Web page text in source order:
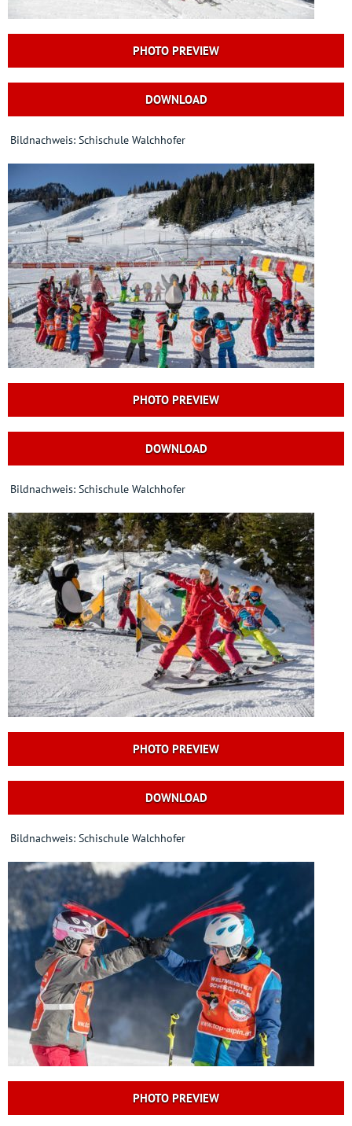
PHOTO PREVIEW
DOWNLOAD
Bildnachweis: Schischule Walchhofer
PHOTO PREVIEW
DOWNLOAD
Bildnachweis: Schischule Walchhofer
PHOTO PREVIEW
DOWNLOAD
Bildnachweis: Schischule Walchhofer
PHOTO PREVIEW